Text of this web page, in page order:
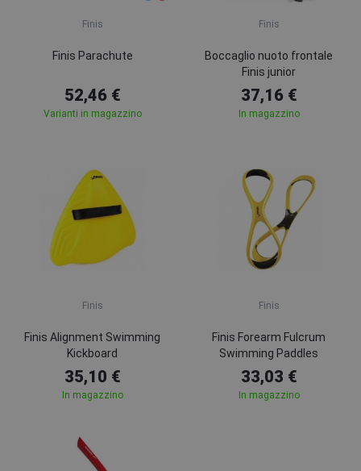
Finis
Finis Parachute
52,46 €
Varianti in magazzino
Finis
Boccaglio nuoto frontale
Finis junior
37,16 €
In magazzino
Finis
Finis Alignment Swimming
Kickboard
35,10 €
In magazzino
Finis
Finis Forearm Fulcrum
Swimming Paddles
33,03 €
In magazzino